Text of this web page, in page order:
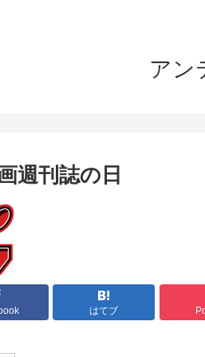
アン
週刊誌の日
はてブ